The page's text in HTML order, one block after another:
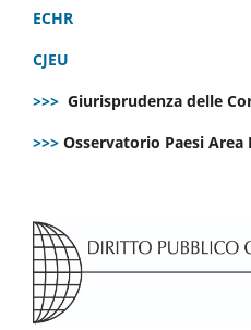
ECHR
CJEU
>>> Giurisprudenza delle
>>> Osservatorio Paesi Area